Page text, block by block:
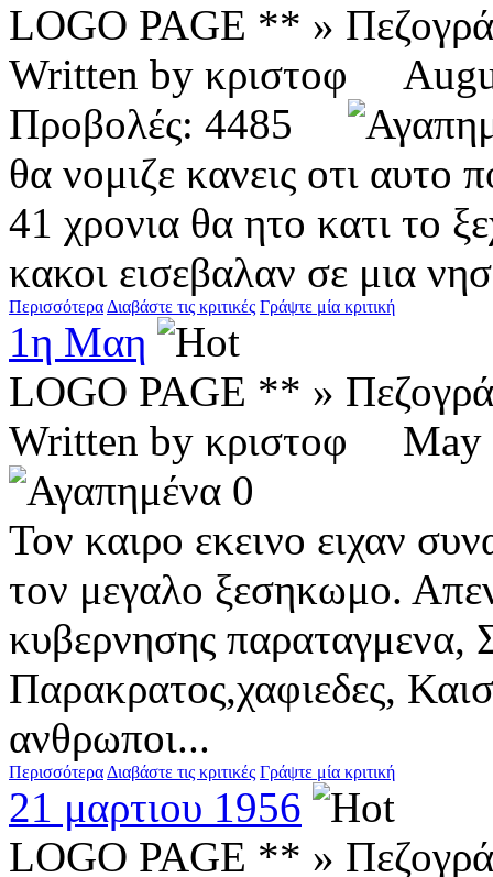
LOGO PAGE ** »
Written by κριστοφ
Προβολές: 4485
θα νομιζε κανεις οτι
41 χρονια θα ητο κατι το
κακοι εισεβαλαν σε μια
ΠερισσότεραΔιαβάστε τις κριτικές Γράψτε μία κριτική
1η Μαη
LOGO PAGE ** »
Written by κριστοφ
0
Τον καιρο εκεινο ειχαν
τον μεγαλο ξεσηκωμο.
κυβερνησης παραταγμενα,
Παρακρατος,χαφιεδες,
ανθρωποι...
ΠερισσότεραΔιαβάστε τις κριτικές Γράψτε μία κριτική
21 μαρτιου 1956
LOGO PAGE ** »